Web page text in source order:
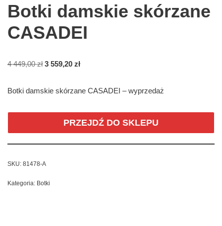
Botki damskie skórzane
CASADEI
4 449,00zł 3 559,20 zł
Botki damskie skórzane CASADEI – wyprzedaż
PRZEJDŹ DO SKLEPU
SKU: 81478-A
Kategoria: Botki